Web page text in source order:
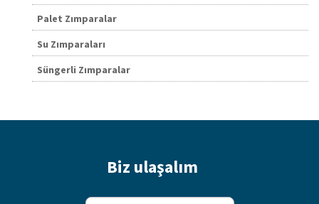
Palet Zımparalar
Su Zımparaları
Süngerli Zımparalar
Biz ulaşalım